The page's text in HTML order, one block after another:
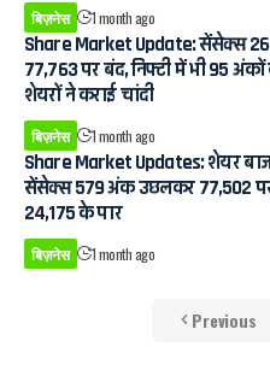
बिज़नेस 1 month ago
Share Market Update: सेंसेक्स
77,763 पर बंद, निफ्टी में भी 95 अंकों
शेयरों ने कराई चांदी
बिज़नेस 1 month ago
Share Market Updates: शेयर
सेंसेक्स 579 अंक उछलकर 77,502 पर
24,175 के पार
बिज़नेस 1 month ago
Previous